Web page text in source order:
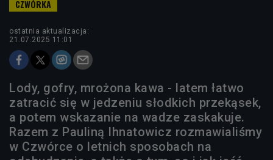
ostatnia aktualizacja:
21.07.2025 11:01
Lody, gofry, mrożona kawa - latem łatwo
zatracić się w jedzeniu słodkich przekąsek,
a potem wskazanie na wadze zaskakuje.
Razem z Pauliną Ihnatowicz rozmawialiśmy
w Czwórce o letnich sposobach na